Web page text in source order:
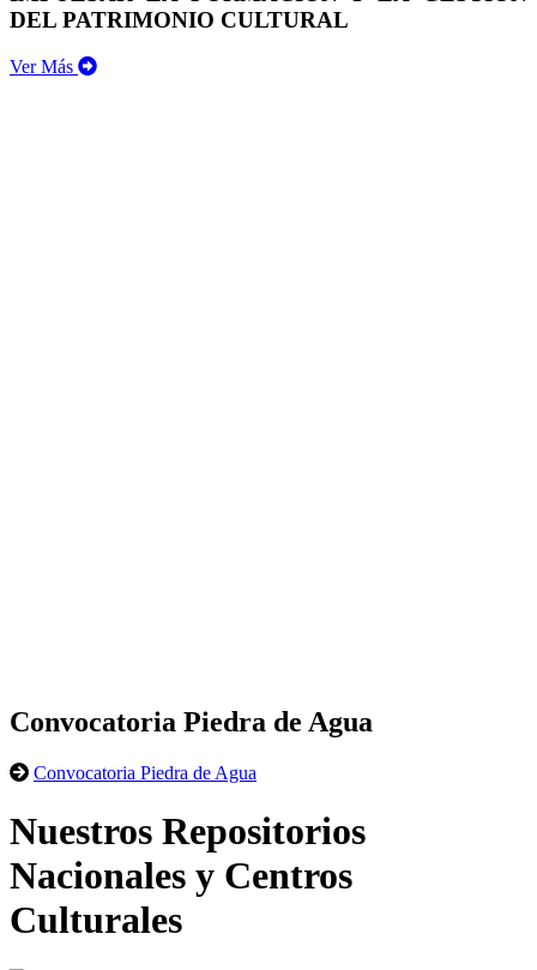
DEL PATRIMONIO CULTURAL
Ver Más
Convocatoria Piedra de Agua
Convocatoria Piedra de Agua
Nuestros Repositorios
Nacionales y Centros
Culturales